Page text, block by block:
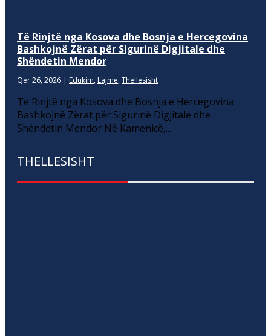
Të Rinjtë nga Kosova dhe Bosnja e Hercegovina
Bashkojnë Zërat për Sigurinë Digjitale dhe
Shëndetin Mendor
Qer 26, 2026 | Edukim, Lajme, Thellesisht
Të Rinjtë nga Kosova dhe Bosnja e Hercegovina
Bashkojnë Zërat për Sigurinë Digjitale dhe
Shëndetin Mendor Në Kamenicë,...
THELLESISHT